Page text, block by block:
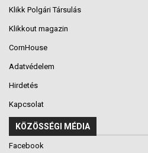
Klikk Polgári Társulás
Klikkout magazin
CornHouse
Adatvédelem
Hirdetés
Kapcsolat
KÖZÖSSÉGI MÉDIA
Facebook